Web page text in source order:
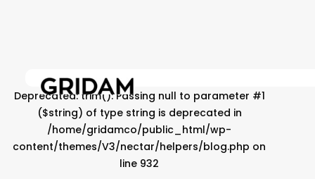
content
Deprecated: trim(): Passing null to parameter #1
($string) of type string is deprecated in
/home/gridamco/public_html/wp-
content/themes/V3/nectar/helpers/blog.php on
line 932